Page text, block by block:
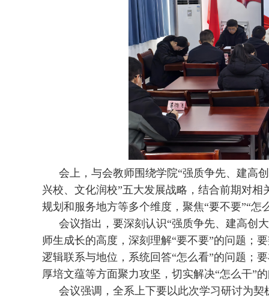
会上，与会教师围绕学院“强质争先、建高
兴校、文化润校”五大发展战略，结合前期对
规划和服务地方等多个维度，聚焦“要不要”“
会议指出，要深刻认识“强质争先、建高创
师生成长的高度，深刻理解“要不要”的问题；
逻辑联系与地位，系统回答“怎么看”的问题；
厚培文蕴等方面聚力攻坚，切实解决“怎么干”
会议强调，全系上下要以此次学习研讨为